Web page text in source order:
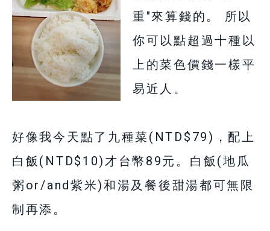
重"來算錢的。 所以
你可以點超過十種以
上的菜色價錢一樣平
易近人。
好像我今天點了九種菜(NTD$79)，配上
白飯(NTD$10)才台幣89元。白飯(地瓜
粥or/and紫米)和湯及餐後甜湯都可無限
制再添。